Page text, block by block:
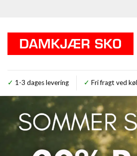
indhold
✓ 1-3 dages levering ✓ Fri fragt ved